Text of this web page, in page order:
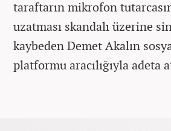
taraftarın mikrofon
uzatması skandalı üzerine
kaybeden Demet Akalın
platformu aracılığıyla adeta